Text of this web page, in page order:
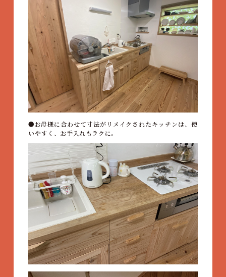
お母様に合わせて寸法がリメイクされたキッチンは、使
いやすく、お手入れもラクに。